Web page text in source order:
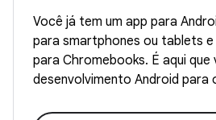
Você já tem um app para
para smartphones ou tablets
para Chromebooks. É aqui que
desenvolvimento Android para